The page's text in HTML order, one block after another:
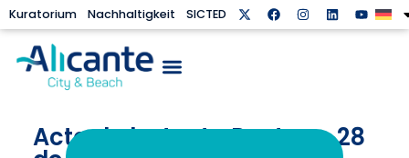
Kuratorium Nachhaltigkeit SICTED
Acta de la Junta Rectora, 28